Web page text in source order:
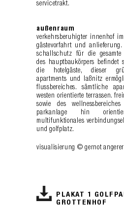
servicetrakt.
außenraum
verkehrsberuhigter innenhof
gästevorfahrt und
schallschutz für die gesamte
des hauptbaukörpers
die hotelgäste, dieser
apartments und laßnitz
flussbereiches. sämtliche
westen orientierte terrassen.
sowie des
parkanlage hin
multifunktionales
und golfplatz.
visualisierung © gernot angerer
PLAKAT 1
GROTTENHOF